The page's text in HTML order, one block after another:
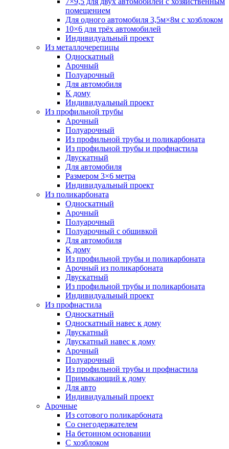
помещением
Для одного автомобиля 3,5м×8м с хозблоком
10×6 для трёх автомобилей
Индивидуальный проект
Из металлочерепицы
Односкатный
Арочный
Полуарочный
Для автомобиля
К дому
Индивидуальный проект
Из профильной трубы
Арочный
Полуарочный
Из профильной трубы и поликарбоната
Из профильной трубы и профнастила
Двускатный
Для автомобиля
Размером 3×6 метра
Индивидуальный проект
Из поликарбоната
Односкатный
Арочный
Полуарочный
Полуарочный с обшивкой
Для автомобиля
К дому
Из профильной трубы и поликарбоната
Арочный из поликарбоната
Двускатный
Из профильной трубы и поликарбоната
Индивидуальный проект
Из профнастила
Односкатный
Односкатный навес к дому
Двускатный
Двускатный навес к дому
Арочный
Полуарочный
Из профильной трубы и профнастила
Примыкающий к дому
Для авто
Индивидуальный проект
Арочные
Из сотового поликарбоната
Со снегодержателем
На бетонном основании
С хозблоком